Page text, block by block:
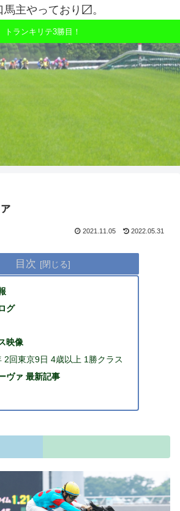
馬主やっており〼。
トランキリテ3勝目！
2021.11.05 2022.05.31
目次
グ
映像
2回東京9日 4歳以上 1勝クラス
ヴァ 最新記事